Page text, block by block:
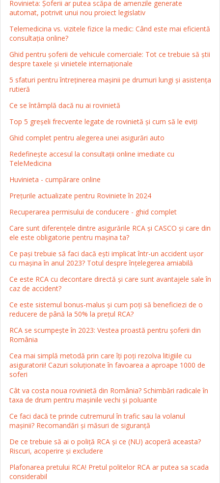
Rovinieta: Șoferii ar putea scăpa de amenzile generate
automat, potrivit unui nou proiect legislativ
Telemedicina vs. vizitele fizice la medic: Când este mai eficientă
consultația online?
Ghid pentru șoferii de vehicule comerciale: Tot ce trebuie să știi
despre taxele și vinietele internaționale
5 sfaturi pentru întreținerea mașinii pe drumuri lungi și asistența
rutieră
Ce se întâmplă dacă nu ai rovinietă
Top 5 greșeli frecvente legate de rovinietă și cum să le eviți
Ghid complet pentru alegerea unei asigurări auto
Redefinește accesul la consultații online imediate cu
TeleMedicina
Huvinieta - cumpărare online
Prețurile actualizate pentru Roviniete în 2024
Recuperarea permisului de conducere - ghid complet
Care sunt diferențele dintre asigurările RCA și CASCO și care din
ele este obligatorie pentru mașina ta?
Ce pași trebuie să faci dacă ești implicat într-un accident ușor
cu mașina în anul 2023? Totul despre înțelegerea amiabilă
Ce este RCA cu decontare directă și care sunt avantajele sale în
caz de accident?
Ce este sistemul bonus-malus și cum poți să beneficiezi de o
reducere de până la 50% la prețul RCA?
RCA se scumpește în 2023: Vestea proastă pentru șoferii din
România
Cea mai simplă metodă prin care îți poți rezolva litigiile cu
asiguratorii! Cazuri soluționate în favoarea a aproape 1000 de
soferi
Cât va costa noua rovinietă din România? Schimbări radicale în
taxa de drum pentru mașinile vechi și poluante
Ce faci dacă te prinde cutremurul în trafic sau la volanul
mașinii? Recomandări și măsuri de siguranță
De ce trebuie să ai o poliță RCA și ce (NU) acoperă aceasta?
Riscuri, acoperire și excludere
Plafonarea pretului RCA! Pretul politelor RCA ar putea sa scada
considerabil